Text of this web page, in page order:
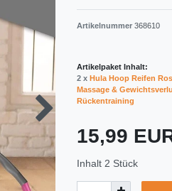
Artikelnummer 368610
Artikelpaket Inhalt:
2 x Hula Hoop Reifen
Massage &
Rückentraining
15,99
Inhalt 2 Stück